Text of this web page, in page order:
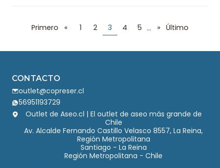
Primero « 1 2 3 4 5 ... » Último
CONTACTO
outlet@copreser.cl
56951193729
Outlet de Aseo.cl | El outlet de aseo más grande de
Chile
Av. Alcalde Fernando Castillo Velasco 8557, La Reina,
Región Metropolitana
Santiago - La Reina
Región Metropolitana - Chile